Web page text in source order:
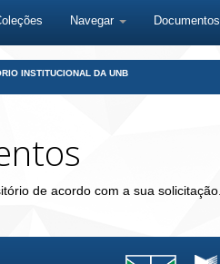
Navegar Documentos
INSTITUCIONAL DA UNB
de acordo com a sua solicitação.